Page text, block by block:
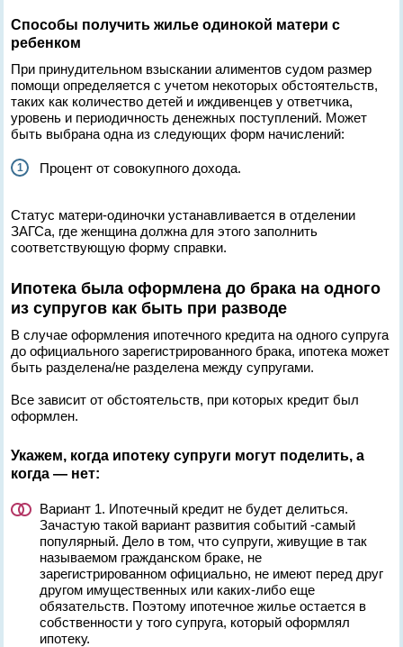
Способы получить жилье одинокой матери с
ребенком
При принудительном взыскании алиментов судом размер
помощи определяется с учетом некоторых обстоятельств,
таких как количество детей и иждивенцев у ответчика,
уровень и периодичность денежных поступлений. Может
быть выбрана одна из следующих форм начислений:
Процент от совокупного дохода.
Статус матери-одиночки устанавливается в отделении
ЗАГСа, где женщина должна для этого заполнить
соответствующую форму справки.
Ипотека была оформлена до брака на одного
из супругов как быть при разводе
В случае оформления ипотечного кредита на одного супруга
до официального зарегистрированного брака, ипотека может
быть разделена/не разделена между супругами.
Все зависит от обстоятельств, при которых кредит был
оформлен.
Укажем, когда ипотеку супруги могут поделить, а
когда — нет:
Вариант 1. Ипотечный кредит не будет делиться.
Зачастую такой вариант развития событий -самый
популярный. Дело в том, что супруги, живущие в так
называемом гражданском браке, не
зарегистрированном официально, не имеют перед друг
другом имущественных или каких-либо еще
обязательств. Поэтому ипотечное жилье остается в
собственности у того супруга, который оформлял
ипотеку.